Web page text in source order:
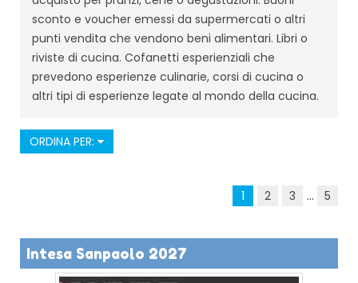
sconto e voucher emessi da supermercati o altri
punti vendita che vendono beni alimentari. Libri o
riviste di cucina. Cofanetti esperienziali che
prevedono esperienze culinarie, corsi di cucina o
altri tipi di esperienze legate al mondo della cucina.
ORDINA PER:
1 2 3 ... 5
Intesa Sanpaolo 2027